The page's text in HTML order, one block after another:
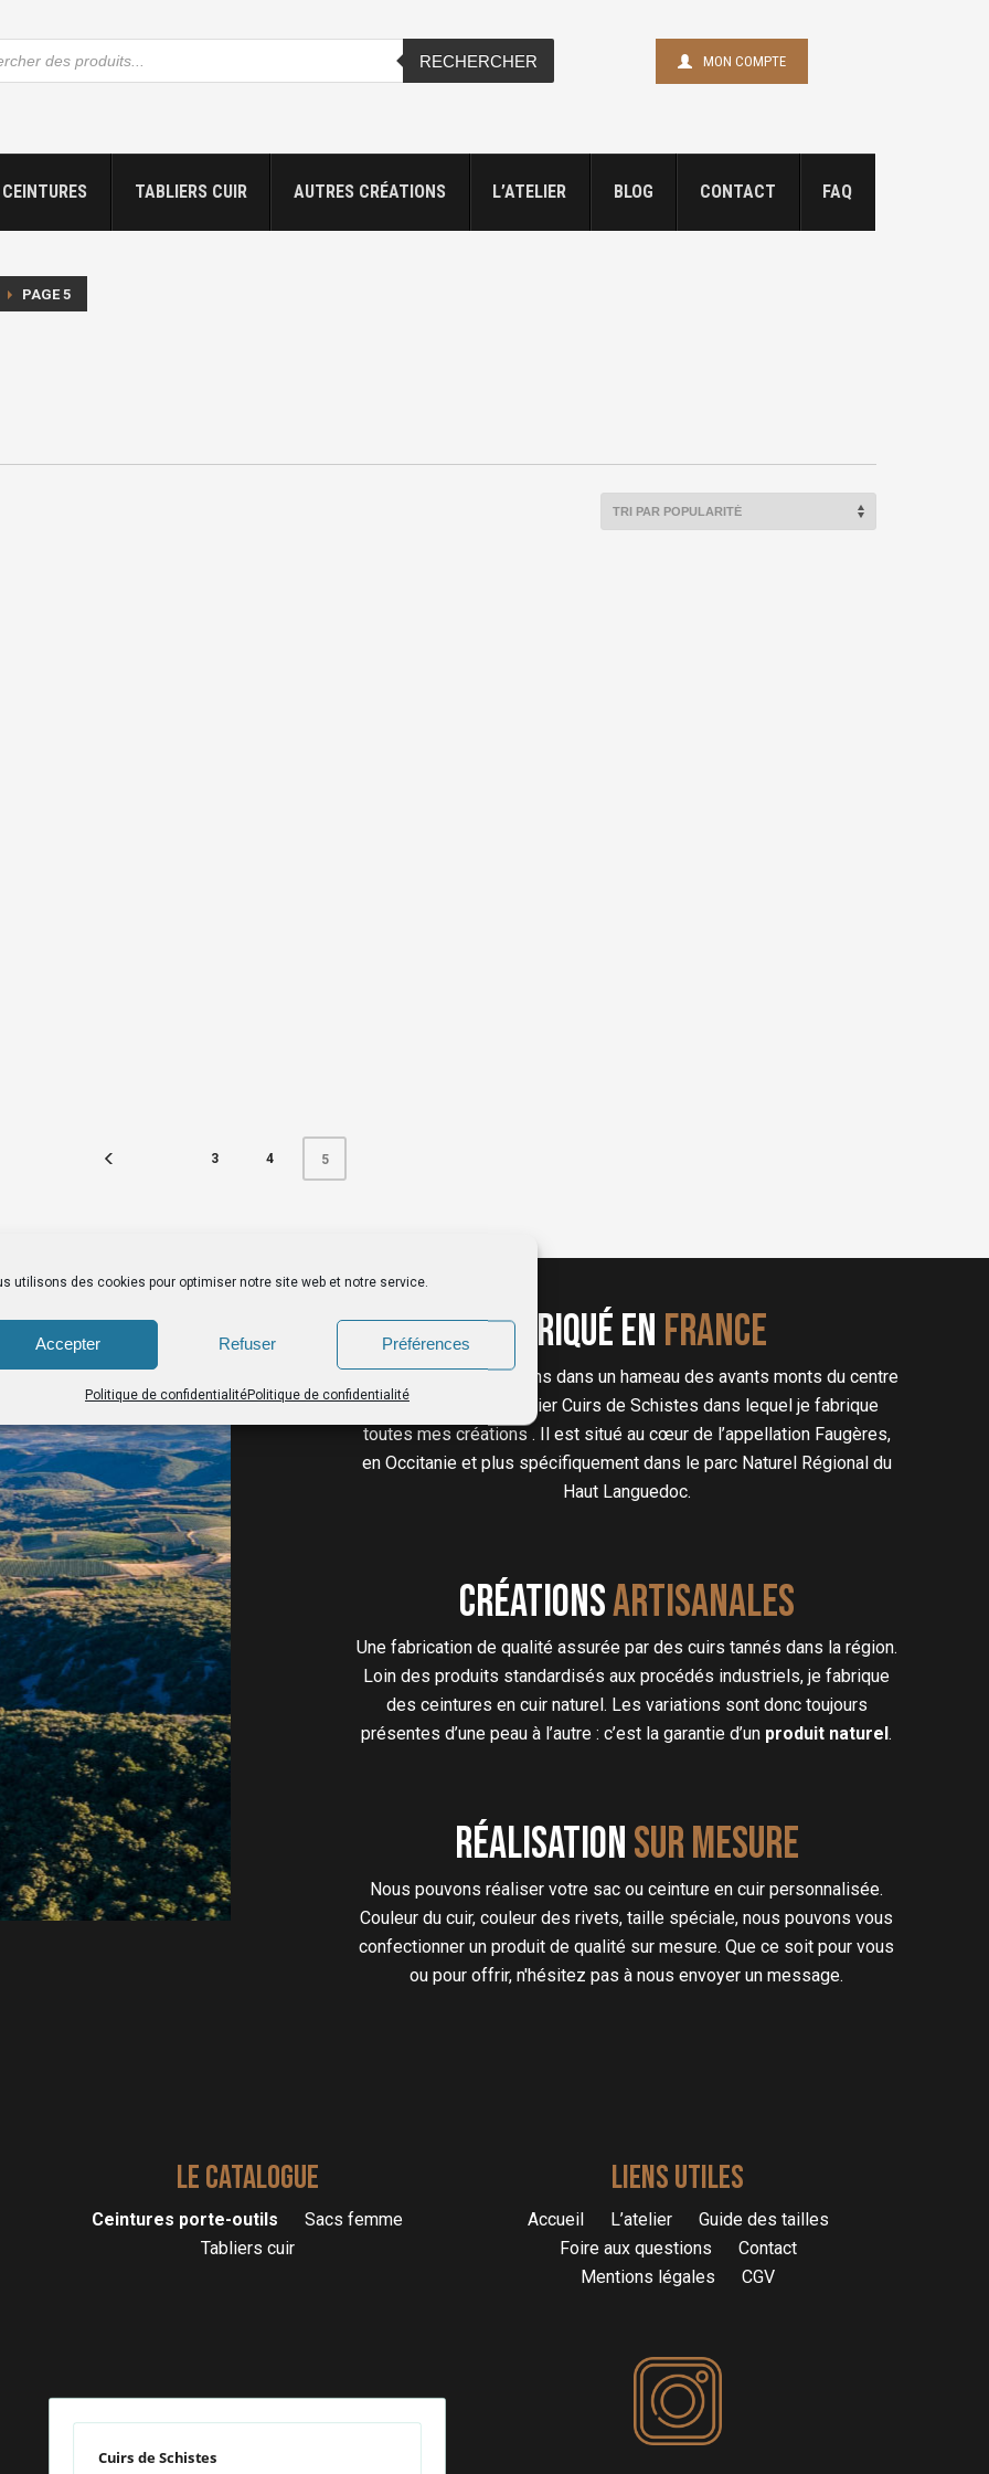
utilisons des cookies pour optimiser notre site web et notre service.
Accepter Refuser Préférences
Politique de confidentialitéPolitique de confidentialité
RECHERCHER MON COMPTE
CEINTURES TABLIERS CUIR AUTRES CRÉATIONS L’ATELIER BLOG CONTACT FAQ
PAGE 5
3 4 5
Fabriqué en FRANCE
Installé depuis trente ans dans un hameau des avants monts du centre
Hérault, j’ai créé l’atelier Cuirs de Schistes dans lequel je fabrique
toutes mes créations . Il est situé au cœur de l’appellation Faugères,
en Occitanie et plus spécifiquement dans le parc Naturel Régional du
Haut Languedoc.
Créationsartisanales
Une fabrication de qualité assurée par des cuirs tannés dans la région.
Loin des produits standardisés aux procédés industriels, je fabrique
des ceintures en cuir naturel. Les variations sont donc toujours
présentes d’une peau à l’autre : c’est la garantie d’un produit naturel.
Réalisationsur mesure
Nous pouvons réaliser votre sac ou ceinture en cuir personnalisée.
Couleur du cuir, couleur des rivets, taille spéciale, nous pouvons vous
confectionner un produit de qualité sur mesure. Que ce soit pour vous
ou pour offrir, n'hésitez pas à nous envoyer un message.
LE CATALOGUE
Ceintures porte-outils
Sacs femme
Tabliers cuir
LIENS UTILES
Accueil L’atelier
Guide des tailles
Foire aux questions
Contact
Mentions légales
CGV
Cuirs de Schistes